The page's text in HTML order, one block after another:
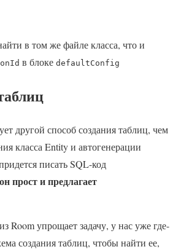
в том же файле класса, что и
в блоке defaultConfig
другой способ создания таблиц, чем
класса Entity и автогенерации
писать SQL-код
он прост и предлагает
Room упрощает задачу, у нас уже где-
создания таблиц, чтобы найти ее,